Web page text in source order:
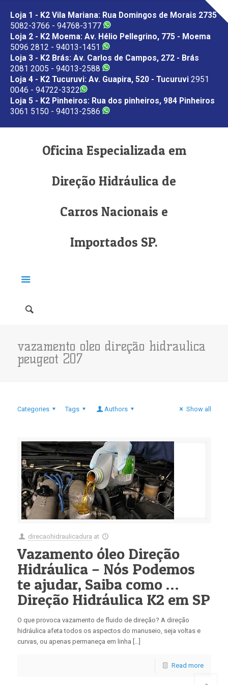
Loja 1 - K2 Vila Mariana: Rua Domingos de Morais 2735
5082-3766 - 94768-3177
Loja 2 - K2 Moema: Av. Hélio Pellegrino, 775 - Moema
5096 2812 - 94013-1451
Loja 3 - K2 Brás: Av. Carlos de Campos, 272 - Brás
2081 2005 - 94013-2588
Loja 4 - K2 Tucuruvi: Av. Guapira, 520 - Tucuruvi 2951
0046 - 94722-3322
Loja 5 - K2 Pinheiros: Rua dos pinheiros, 984 Pinheiros
3061 5150 - 94013-2586
Oficina Especializada em
Direção Hidráulica de
Carros Nacionais e
Importados SP.
vazamento oleo direção hidraulica
peugeot 207
Categories Tags Authors Show all
direcaohidraulicadura at
Vazamento óleo Direção
Hidráulica – Nós Podemos
te ajudar, Saiba como …
Direção Hidráulica K2 em SP
O que provoca vazamento de fluido de direção? A direção
hidráulica afeta todos os aspectos do manuseio, seja voltas e
curvas, ou apenas permaneça em linha […]
Read more